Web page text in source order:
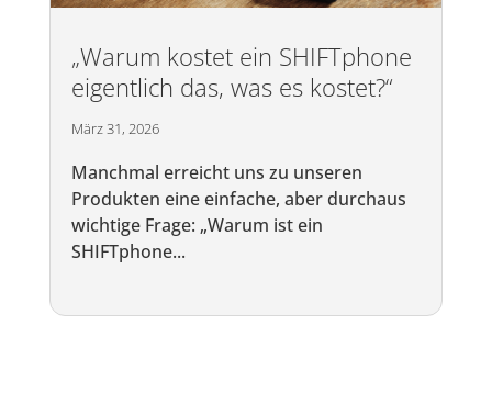
„Warum kostet ein SHIFTphone
eigentlich das, was es kostet?“
März 31, 2026
Manchmal erreicht uns zu unseren
Produkten eine einfache, aber durchaus
wichtige Frage: „Warum ist ein
SHIFTphone...